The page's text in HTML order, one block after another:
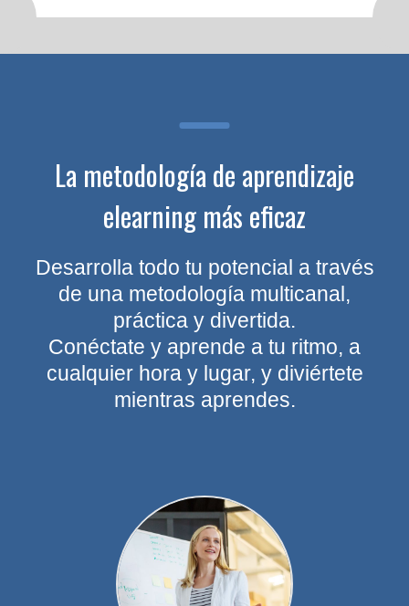
La metodología de aprendizaje
elearning más eficaz
Desarrolla todo tu potencial a través
de una metodología multicanal,
práctica y divertida.
Conéctate y aprende a tu ritmo, a
cualquier hora y lugar, y diviértete
mientras aprendes.